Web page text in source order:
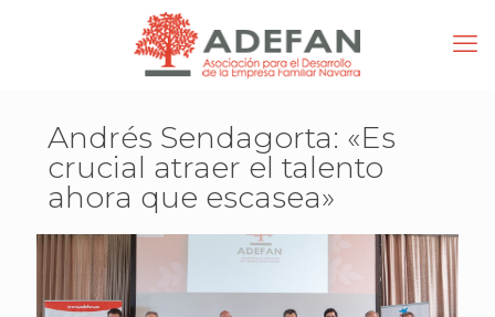
Andrés Sendagorta: «Es
crucial atraer el talento
ahora que escasea»